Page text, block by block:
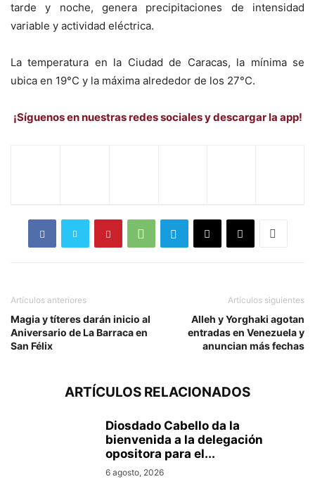
tarde y noche, genera precipitaciones de intensidad
variable y actividad eléctrica.
La temperatura en la Ciudad de Caracas, la mínima se
ubica en 19°C y la máxima alrededor de los 27°C.
¡Síguenos en nuestras redes sociales y descargar la app!
Artículos anteriores
Magia y títeres darán inicio al
Aniversario de La Barraca en
San Félix
Artículos siguientes
Alleh y Yorghaki agotan
entradas en Venezuela y
anuncian más fechas
ARTÍCULOS RELACIONADOS
Diosdado Cabello da la
bienvenida a la delegación
opositora para el...
6 agosto, 2026